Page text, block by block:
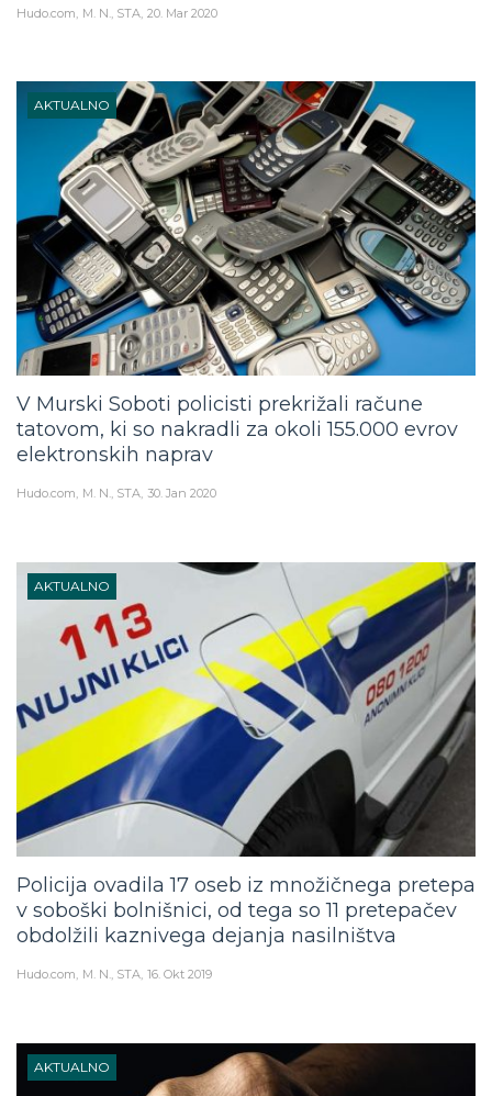
Hudo.com M. N., STA 20. Mar 2020
AKTUALNO
V Murski Soboti policisti prekrižali račune
tatovom, ki so nakradli za okoli 155.000 evrov
elektronskih naprav
Hudo.com M. N., STA 30. Jan 2020
AKTUALNO
Policija ovadila 17 oseb iz množičnega pretepa
v soboški bolnišnici, od tega so 11 pretepačev
obdolžili kaznivega dejanja nasilništva
Hudo.com M. N., STA 16. Okt 2019
AKTUALNO